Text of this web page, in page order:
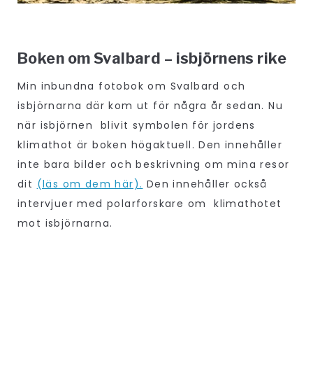
Boken om Svalbard – isbjörnens rike
Min inbundna fotobok om Svalbard och
isbjörnarna där kom ut för några år sedan. Nu
när isbjörnen blivit symbolen för jordens
klimathot är boken högaktuell. Den innehåller
inte bara bilder och beskrivning om mina resor
dit (läs om dem här). Den innehåller också
intervjuer med polarforskare om klimathotet
mot isbjörnarna.